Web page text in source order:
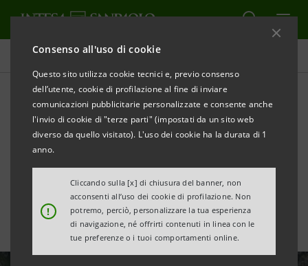
Consenso all'uso di cookie
Questo sito utilizza cookie tecnici e, previo consenso
dell’utente, cookie di profilazione al fine di inviare
comunicazioni pubblicitarie personalizzate e consente anche
l'invio di cookie di "terze parti" (impostati da un sito web
diverso da quello visitato). L'uso dei cookie ha la durata di 1
anno.
!
Cliccando sulla [x] di chiusura del banner, non
acconsenti all’uso dei cookie di profilazione. Non
potremo, perciò, personalizzare la tua esperienza
di navigazione, né offrirti contenuti in linea con le
tue preferenze o i tuoi comportamenti online.
Tutte le news
Sostegno al distretto della
Scarpa Sportiva di
Montebelluna